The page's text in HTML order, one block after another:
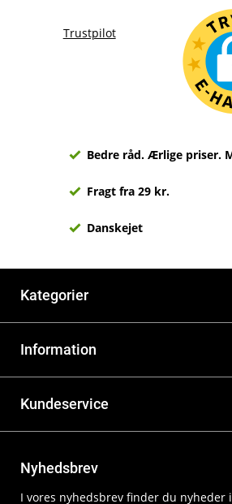
Trustpilot
Bedre råd. Ærlige priser.
Fragt fra 29 kr.
Danskejet
Kategorier
Information
Kundeservice
Nyhedsbrev
I vores nyhedsbrev finder du nyheder